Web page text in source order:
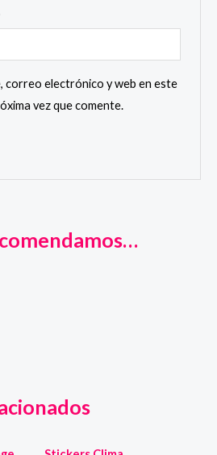
correo electrónico y web en este
vez que comente.